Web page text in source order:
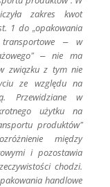
zakres kwot
1 do „opakowania
transportowe – w
– nie ma
związku z tym nie
ze względu na
Przewidziane w
użytku na
produktów”
między
i pozostawia
chodzi.
handlowe